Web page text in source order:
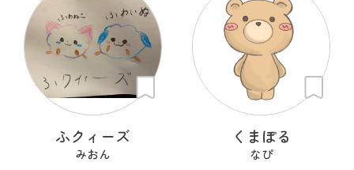
ふクィーズ
みおん
くまぽる
なぴ